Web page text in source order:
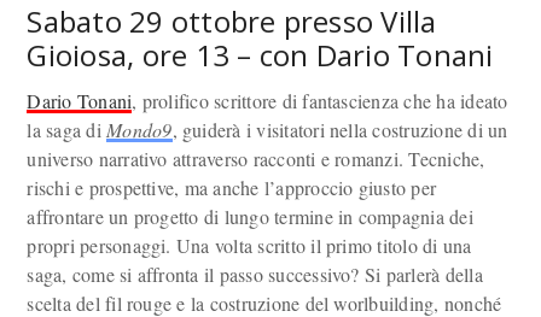
Sabato 29 ottobre presso Villa
Gioiosa, ore 13 – con Dario Tonani
Dario Tonani, prolifico scrittore di fantascienza che ha ideato
la saga di Mondo9, guiderà i visitatori nella costruzione di un
universo narrativo attraverso racconti e romanzi. Tecniche,
rischi e prospettive, ma anche l’approccio giusto per
affrontare un progetto di lungo termine in compagnia dei
propri personaggi. Una volta scritto il primo titolo di una
saga, come si affronta il passo successivo? Si parlerà della
scelta del fil rouge e la costruzione del worlbuilding, nonché